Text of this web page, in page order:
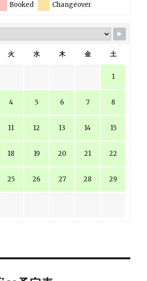
Booked Changeover
火 水 木 金 土
1
4 5 6 7 8
11 12 13 14 15
18 19 20 21 22
25 26 27 28 29